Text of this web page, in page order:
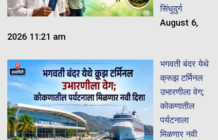
सिंधुदुर्ग
August 6,
2026 11:21 am
भगवती बंदर येथे
क्रूझ टर्मिनल
उभारणीला वेग;
कोकणातील
पर्यटनाला
मिळणार नवी